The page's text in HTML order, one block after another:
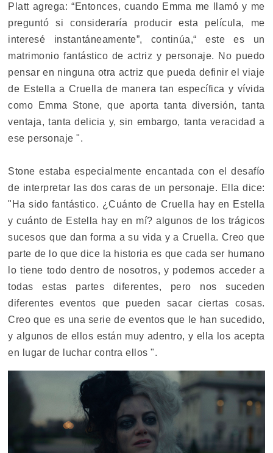
Platt agrega: “Entonces, cuando Emma me llamó y me
preguntó si consideraría producir esta película, me
interesé instantáneamente”, continúa,“ este es un
matrimonio fantástico de actriz y personaje. No puedo
pensar en ninguna otra actriz que pueda definir el viaje
de Estella a Cruella de manera tan específica y vívida
como Emma Stone, que aporta tanta diversión, tanta
ventaja, tanta delicia y, sin embargo, tanta veracidad a
ese personaje ".
Stone estaba especialmente encantada con el desafío
de interpretar las dos caras de un personaje. Ella dice:
"Ha sido fantástico. ¿Cuánto de Cruella hay en Estella
y cuánto de Estella hay en mí? algunos de los trágicos
sucesos que dan forma a su vida y a Cruella. Creo que
parte de lo que dice la historia es que cada ser humano
lo tiene todo dentro de nosotros, y podemos acceder a
todas estas partes diferentes, pero nos suceden
diferentes eventos que pueden sacar ciertas cosas.
Creo que es una serie de eventos que le han sucedido,
y algunos de ellos están muy adentro, y ella los acepta
en lugar de luchar contra ellos ".